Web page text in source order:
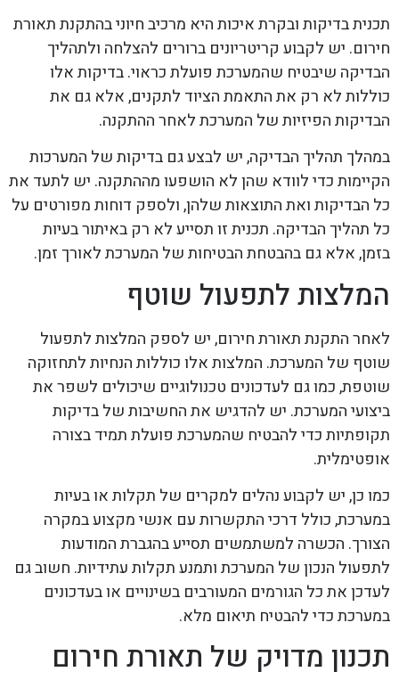
תכנית בדיקות ובקרת איכות היא מרכיב חיוני בהתקנת תאורת
חירום. יש לקבוע קריטריונים ברורים להצלחה ולתהליך
הבדיקה שיבטיח שהמערכת פועלת כראוי. בדיקות אלו
כוללות לא רק את התאמת הציוד לתקנים, אלא גם את
הבדיקות הפיזיות של המערכת לאחר ההתקנה.
במהלך תהליך הבדיקה, יש לבצע גם בדיקות של המערכות
הקיימות כדי לוודא שהן לא הושפעו מההתקנה. יש לתעד את
כל הבדיקות ואת התוצאות שלהן, ולספק דוחות מפורטים על
כל תהליך הבדיקה. תכנית זו תסייע לא רק באיתור בעיות
בזמן, אלא גם בהבטחת הבטיחות של המערכת לאורך זמן.
המלצות לתפעול שוטף
לאחר התקנת תאורת חירום, יש לספק המלצות לתפעול
שוטף של המערכת. המלצות אלו כוללות הנחיות לתחזוקה
שוטפת, כמו גם לעדכונים טכנולוגיים שיכולים לשפר את
ביצועי המערכת. יש להדגיש את החשיבות של בדיקות
תקופתיות כדי להבטיח שהמערכת פועלת תמיד בצורה
אופטימלית.
כמו כן, יש לקבוע נהלים למקרים של תקלות או בעיות
במערכת, כולל דרכי התקשרות עם אנשי מקצוע במקרה
הצורך. הכשרה למשתמשים תסייע בהגברת המודעות
לתפעול הנכון של המערכת ותמנע תקלות עתידיות. חשוב גם
לעדכן את כל הגורמים המעורבים בשינויים או בעדכונים
במערכת כדי להבטיח תיאום מלא.
תכנון מדויק של תאורת חירום